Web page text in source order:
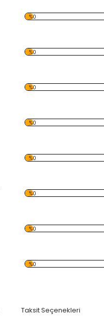
%0
%0
%0
%0
%0
%0
%0
%0
Taksit Seçenekleri